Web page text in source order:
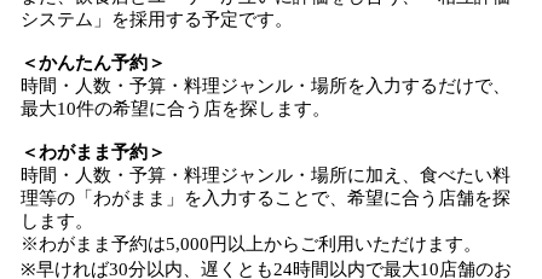
システム」を採用する予定です。
＜かんたん予約＞
時間・人数・予算・料理ジャンル・場所を入力するだけで、
最大10件の希望に合う店を探します。
＜わがまま予約＞
時間・人数・予算・料理ジャンル・場所に加え、食べたい料
理等の「わがまま」を入力することで、希望に合う店舗を探
します。
※わがまま予約は5,000円以上からご利用いただけます。
※早ければ30分以内、遅くとも24時間以内で最大10店舗のお